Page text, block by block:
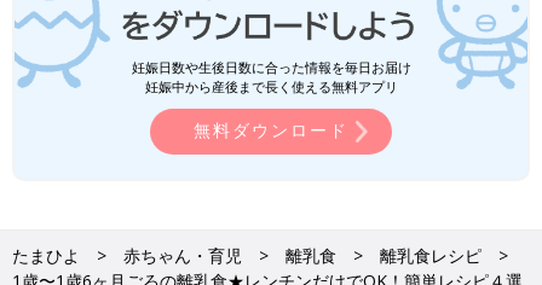
妊娠日数や生後日数に合った情報を毎日お届け
妊娠中から産後まで長く使える無料アプリ
無料ダウンロード
たまひよ 赤ちゃん・育児 離乳食
離乳食レシピ